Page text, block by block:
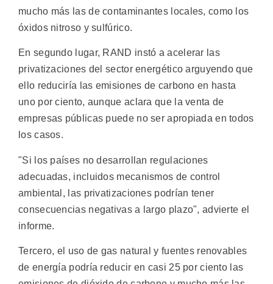
mucho más las de contaminantes locales, como los
óxidos nitroso y sulfúrico.
En segundo lugar, RAND instó a acelerar las
privatizaciones del sector energético arguyendo que
ello reduciría las emisiones de carbono en hasta
uno por ciento, aunque aclara que la venta de
empresas públicas puede no ser apropiada en todos
los casos.
"Si los países no desarrollan regulaciones
adecuadas, incluidos mecanismos de control
ambiental, las privatizaciones podrían tener
consecuencias negativas a largo plazo", advierte el
informe.
Tercero, el uso de gas natural y fuentes renovables
de energía podría reducir en casi 25 por ciento las